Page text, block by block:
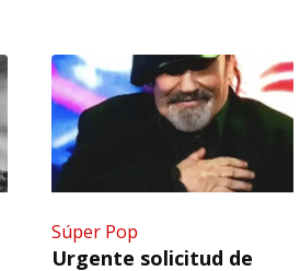
Súper Pop
Urgente solicitud de